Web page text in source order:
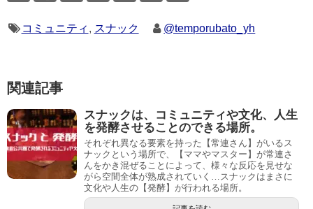
コミュニティ , スナック @temporubato_yh
関連記事
スナックは、コミュニティや文化、人生
を発酵させることのできる場所。
それぞれ異なる要素を持った【常連さん】がいるス
ナックという場所で、【ママやマスター】が常連さ
んをかき混ぜることによって、様々な反応を見せな
がら空間全体が熟成されていく…スナックはまさに
文化や人生の【発酵】が行われる場所。